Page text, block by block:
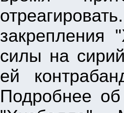
закрепления
силы на
ей
Подробнее